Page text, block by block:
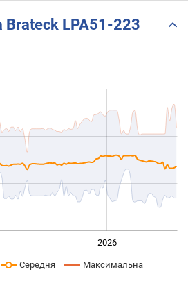
Brateck LPA51-223
2026
Середня Максимальна